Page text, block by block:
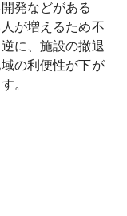
発などがある
が増えるため不
に、施設の撤退
の利便性が下が
。